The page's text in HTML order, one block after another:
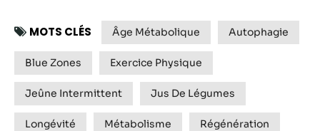
MOTS CLÉS Âge Métabolique Autophagie
Blue Zones Exercice Physique
Jeûne Intermittent Jus De Légumes
Longévité Métabolisme Régénération